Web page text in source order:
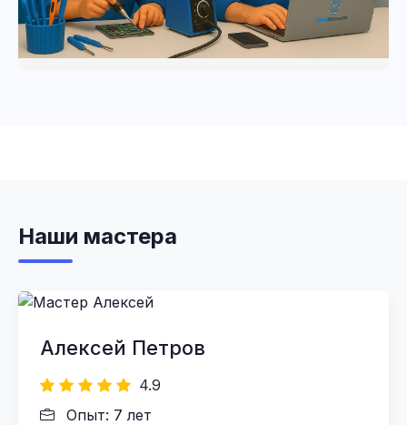
Наши мастера
Алексей Петров
4.9
Опыт: 7 лет